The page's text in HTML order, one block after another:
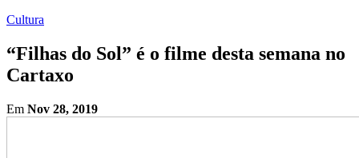
Cultura
“Filhas do Sol” é o filme desta semana no
Cartaxo
Em Nov 28, 2019